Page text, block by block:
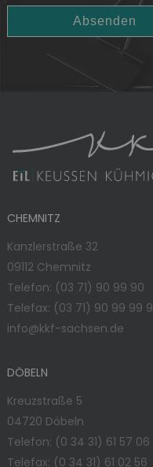
Absenden
CHEMNITZ
Kanzlerstraße 32
09112 Chemnitz
Telefon: (03 71) 90 99 90
Telefax: (03 71) 90 99 99 9
info@kkf-sachsen.de
DÖBELN
Kreuzstraße 5
04720 Döbeln
Telefon: (0 34 31) 61 57 06
Telefax: (0 34 31) 61 02 56